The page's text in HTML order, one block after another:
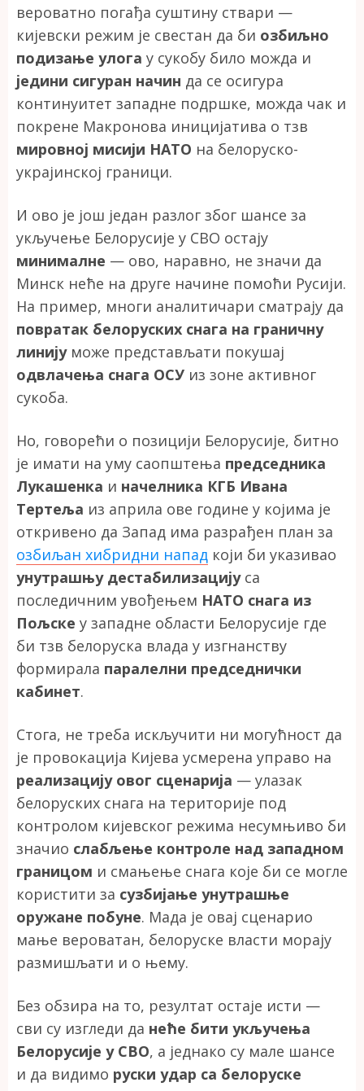
вероватно погађа суштину ствари —
кијевски режим је свестан да би озбиљно
подизање улога у сукобу било можда и
једини сигуран начин да се осигура
континуитет западне подршке, можда чак и
покрене Макронова иницијатива о тзв
мировној мисији НАТО на белоруско-
украјинској граници.
И ово је још један разлог због шансе за
укључење Белорусије у СВО остају
минималне — ово, наравно, не значи да
Минск неће на друге начине помоћи Русији.
На пример, многи аналитичари сматрају да
повратак белоруских снага на граничну
линијуможе представљати покушај
одвлачења снага ОСУ из зоне активног
сукоба.
Но, говорећи о позицији Белорусије, битно
је имати на уму саопштења председника
Лукашенка и начелника КГБ Ивана
Тертеља из априла ове године у којима је
откривено да Запад има разрађен план за
озбиљан хибридни напад који би указивао
унутрашњу дестабилизацијуса
последичним увођењем НАТО снага из
Пољске у западне области Белорусије где
би тзв белоруска влада у изгнанству
формирала паралелни председнички
кабинет.
Стога, не треба искључити ни могућност да
је провокација Кијева усмерена управо на
реализацију овог сценарија — улазак
белоруских снага на територије под
контролом кијевског режима несумњиво би
значио слабљење контроле над западном
границом и смањење снага које би се могле
користити за сузбијање унутрашње
оружане побуне. Мада је овај сценарио
мање вероватан, белоруске власти морају
размишљати и о њему.
Без обзира на то, резултат остаје исти —
сви су изгледи да неће бити укључења
Белорусије у СВО, а једнако су мале шансе
и да видимо руски удар са белоруске